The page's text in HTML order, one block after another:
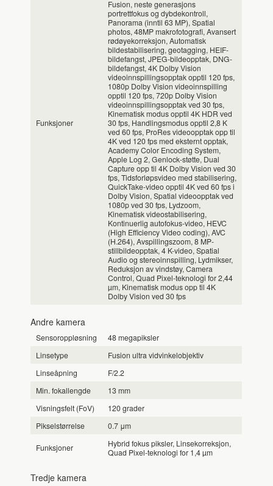
Funksjoner
Fusion, neste generasjons
portrettfokus og dybdekontroll,
Panorama (inntil 63 MP), Spatial
photos, 48MP makrofotografi, Avansert
rødøyekorreksjon, Automatisk
bildestabilisering, geotagging, HEIF-
bildefangst, JPEG-bildeopptak, DNG-
bildefangst, 4K Dolby Vision
videoinnspillingsopptak opptil 120 fps,
1080p Dolby Vision videoinnspilling
opptil 120 fps, 720p Dolby Vision
videoinnspillingsopptak ved 30 fps,
Kinematisk modus opptil 4K HDR ved
30 fps, Handlingsmodus opptil 2,8 K
ved 60 fps, ProRes videoopptak opp til
4K ved 120 fps med eksternt opptak,
Academy Color Encoding System,
Apple Log 2, Genlock-støtte, Dual
Capture opp til 4K Dolby Vision ved 30
fps, Tidsforløpsvideo med stabilisering,
QuickTake-video opptil 4K ved 60 fps i
Dolby Vision, Spatial videoopptak ved
1080p ved 30 fps, Lydzoom,
Kinematisk videostabilisering,
Kontinuerlig autofokus-video, HEVC
(High Efficiency Video coding), AVC
(H.264), Avspillingszoom, 8 MP-
stillbildeopptak, 4 K-video, Spatial
Audio og stereoinnspilling, Lydmikser,
Reduksjon av vindstøy, Camera
Control, Quad Pixel-teknologi for 2,44
µm, Kinematisk modus opp til 4K
Dolby Vision ved 30 fps
Andre kamera
Sensoroppløsning
48 megapiksler
Linsetype
Fusion ultra vidvinkelobjektiv
Linseåpning
F/2.2
Min. fokallengde
13 mm
Visningsfelt (FoV)
120 grader
Pikselstørrelse
0.7 μm
Funksjoner
Hybrid fokus piksler, Linsekorreksjon,
Quad Pixel-teknologi for 1,4 µm
Tredje kamera